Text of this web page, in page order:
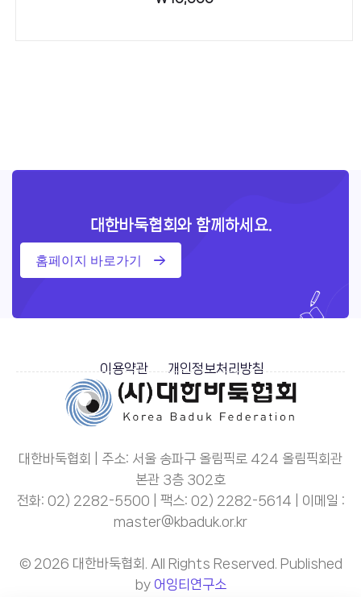
대한바둑협회와 함께하세요.
홈페이지 바로가기
이용약관 개인정보처리방침
대한바둑협회 | 주소: 서울 송파구 올림픽로 424 올림픽회관
본관 3층 302호
전화: 02) 2282-5500 | 팩스: 02) 2282-5614 | 이메일 :
master@kbaduk.or.kr
© 2026 대한바둑협회. All Rights Reserved. Published
by 어잉티연구소